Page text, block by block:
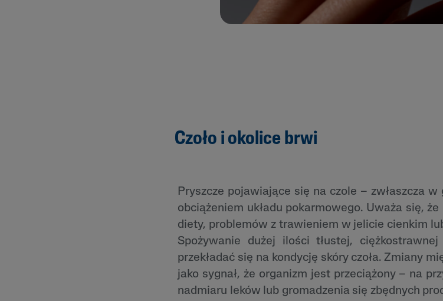
Czoło i okolice brwi
Pryszcze pojawiające się na czole – zwłaszcza
obciążeniem układu pokarmowego. Uważa się,
diety, problemów z trawieniem w jelicie cienkim
Spożywanie dużej ilości tłustej,
przekładać się na kondycję skóry czoła. Zmiany
jako sygnał, że organizm jest przeciążony – na
nadmiaru leków lub gromadzenia się zbędnych